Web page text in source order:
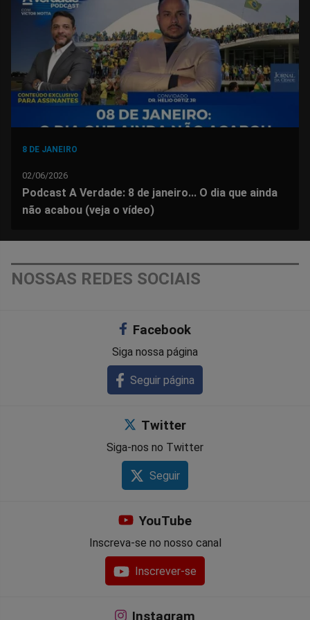
FacebookWhatsappTwitterMessengerTelegramGettr
8 DE JANEIRO
02/06/2026
Podcast A Verdade: 8 de janeiro... O dia que ainda
não acabou (veja o vídeo)
NOSSAS REDES SOCIAIS
Facebook
Siga nossa página
Seguir página
Twitter
Siga-nos no Twitter
Seguir
YouTube
Inscreva-se no nosso canal
Inscrever-se
Instagram